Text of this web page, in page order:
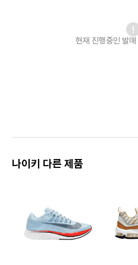
현재 진행중인 발매
나이키 다른 제품